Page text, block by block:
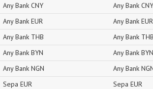
Any Bank CNY
Any Bank EUR
Any Bank THB
Any Bank BYN
Any Bank NGN
Sepa EUR
Any Bank CNY
Any Bank EUR
Any Bank THB
Any Bank BYN
Any Bank
Sepa EUR